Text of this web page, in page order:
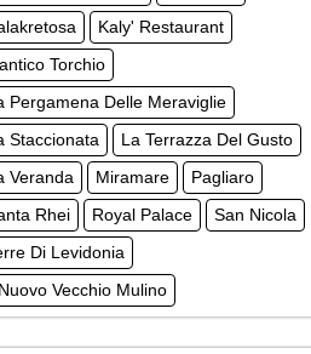
Kaly' Restaurant
Torchio
Pergamena Delle Meraviglie
Staccionata
La Terrazza Del Gusto
Veranda
Miramare
Pagliaro
Rhei
Royal Palace
San Nicola
Di Levidonia
Vecchio Mulino